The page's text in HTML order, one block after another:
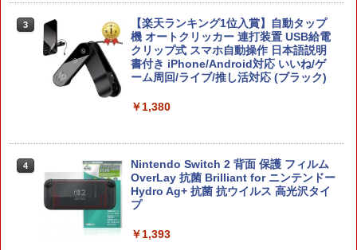
￥6,507
【中古】Switch2 星のカービィ ディス
カバリー Nintendo Switch 2 Edit
ドースイッチ2)
￥6,778
【ダイヤ・プラチナ会員様限定！エント
リーでポイント10倍！】【メール便発
￥5,105
スパイク・チュンソフト 【封入特典付】
【PS5】Dune: Awakening （オンライ
ン専用） [ELJM-31027 PS5 デュ-ン ア
￥5,420
3
【楽天ランキング1位入賞】自動タップ
機 オートクリッカー 連打装置 USB給電
クリップ式 スマホ自動操作 日本語説明
書付き iPhone/Android対応 いいね/ゲ
ーム周回/ライブ/推し活対応 (ブラック)
￥1,380
4
Nintendo Switch 2 背面 保護 フィルム
OverLay 抗菌 Brilliant for ニンテンドー
Hydro Ag+ 抗菌 抗ウイルス 高光沢タイ
プ
￥1,393